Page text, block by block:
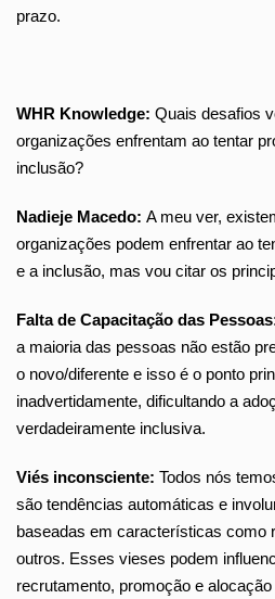
prazo.
WHR Knowledge: Quais desafios
organizações enfrentam ao tentar
inclusão?
Nadieje Macedo: A meu ver,
organizações podem enfrentar ao
e a inclusão, mas vou citar os
Falta de Capacitação das
a maioria das pessoas não estão
o novo/diferente e isso é o ponto
inadvertidamente, dificultando a
verdadeiramente inclusiva.
Viés inconsciente: Todos nós
são tendências automáticas e
baseadas em características como
outros. Esses vieses podem
recrutamento, promoção e